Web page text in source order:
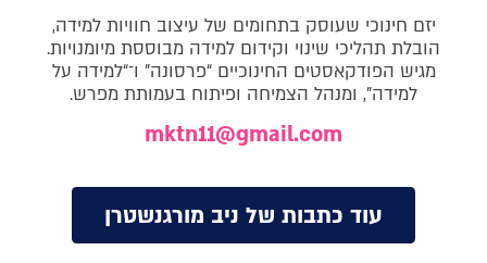
יזם חינוכי שעוסק בתחומים של עיצוב חוויות למידה,
הובלת תהליכי שינוי וקידום למידה מבוססת מיומנויות.
מגיש הפודקאסטים החינוכיים “פרסונה” ו־“למידה על
למידה”, ומנהל הצמיחה ופיתוח בעמותת מפרש.
mktn11@gmail.com
עוד כתבות של ניב מורגנשטרן